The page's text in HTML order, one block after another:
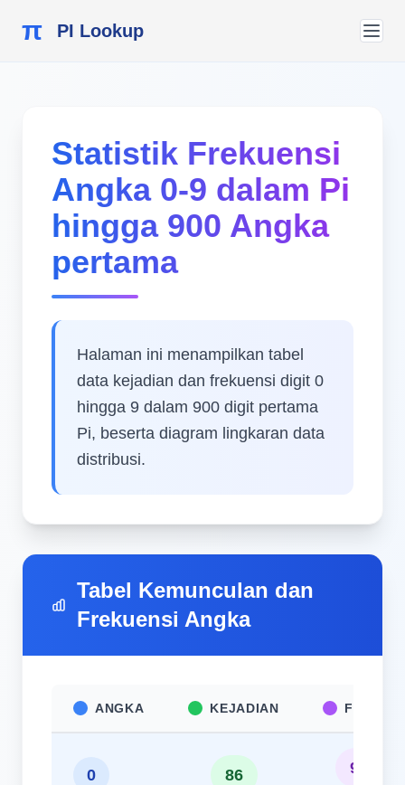
π PI Lookup
Statistik Frekuensi
Angka 0-9 dalam Pi
hingga 900 Angka
pertama
Halaman ini menampilkan tabel
data kejadian dan frekuensi digit 0
hingga 9 dalam 900 digit pertama
Pi, beserta diagram lingkaran data
distribusi.
Tabel Kemunculan dan
Frekuensi Angka
ANGKA KEJADIAN
0 86 9.56%